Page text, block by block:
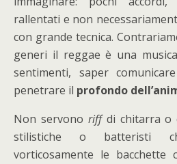
rallentati e non
con grande tecnica.
generi il reggae è una
sentimenti, saper
penetrare il profondo
Non servono riffdi chitarra o
stilistiche o batteristi
vorticosamente le bacchette